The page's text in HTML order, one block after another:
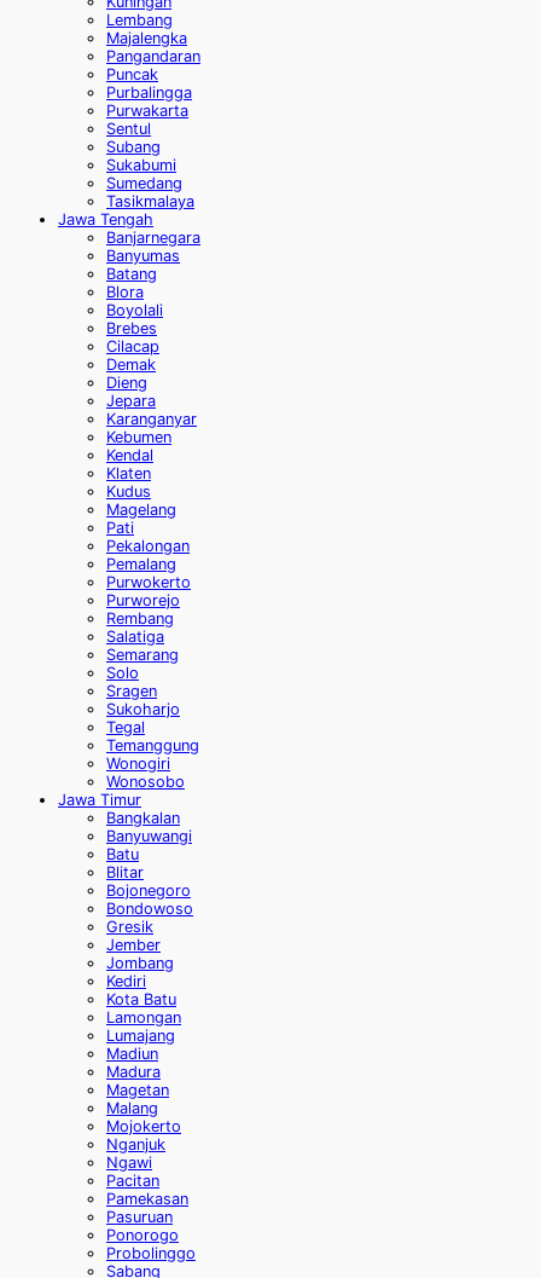
Lembang
Majalengka
Pangandaran
Puncak
Purbalingga
Purwakarta
Sentul
Subang
Sukabumi
Sumedang
Tasikmalaya
Jawa Tengah
Banjarnegara
Banyumas
Batang
Blora
Boyolali
Brebes
Cilacap
Demak
Dieng
Jepara
Karanganyar
Kebumen
Kendal
Klaten
Kudus
Magelang
Pati
Pekalongan
Pemalang
Purwokerto
Purworejo
Rembang
Salatiga
Semarang
Solo
Sragen
Sukoharjo
Tegal
Temanggung
Wonogiri
Wonosobo
Jawa Timur
Bangkalan
Banyuwangi
Batu
Blitar
Bojonegoro
Bondowoso
Gresik
Jember
Jombang
Kediri
Kota Batu
Lamongan
Lumajang
Madiun
Madura
Magetan
Malang
Mojokerto
Nganjuk
Ngawi
Pacitan
Pamekasan
Pasuruan
Ponorogo
Probolinggo
Sabang